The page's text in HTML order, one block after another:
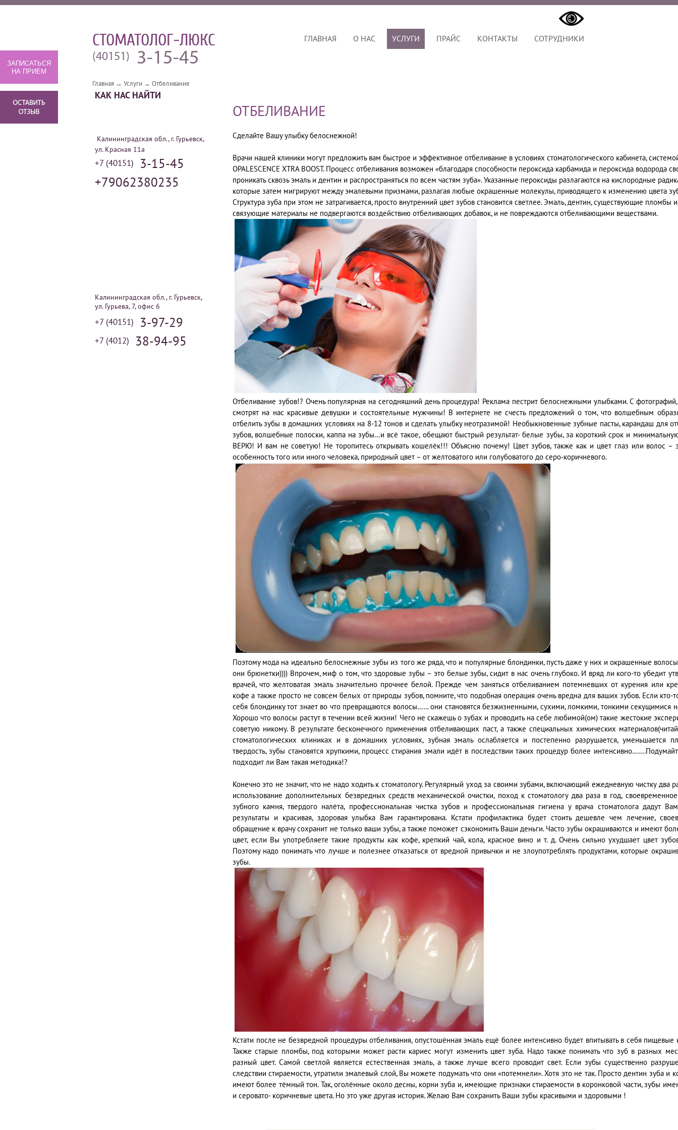
СТОМАТОЛОГ-ЛЮКС
(40151) 3-15-45
ГЛАВНАЯ О НАС УСЛУГИ ПРАЙС КОНТАКТЫ СОТРУДНИКИ
Главная → Услуги → Отбеливание
ОТБЕЛИВАНИЕ
Сделайте Вашу улыбку белоснежной!
Врачи нашей клиники могут предложить вам быстрое и эффективное отбеливание в условиях стоматологического кабинета,
OPALESCENCE XTRA BOOST. Процесс отбеливания возможен «благодаря способности пероксида карбамида и пероксида водорода
проникать сквозь эмаль и дентин и распространяться по всем частям зуба». Указанные пероксиды разлагаются на кислородные
которые затем мигрируют между эмалевыми призмами, разлагая любые окрашенные молекулы, приводящего к изменению цвета
Структура зуба при этом не затрагивается, просто внутренний цвет зубов становится светлее. Эмаль, дентин, существующие пломбы и
связующие материалы не подвергаются воздействию отбеливающих добавок, и не повреждаются отбеливающими веществами.
Отбеливание зубов!? Очень популярная на сегодняшний день процедура! Реклама пестрит белоснежными улыбками. С
смотрят на нас красивые девушки и состоятельные мужчины! В интернете не счесть предложений о том, что волшебным
отбелить зубы в домашних условиях на 8-12 тонов и сделать улыбку неотразимой! Необыкновенные зубные пасты, карандаш для
зубов, волшебные полоски, каппа на зубы…и всё такое, обещают быстрый результат- белые зубы, за короткий срок и
ВЕРЮ! И вам не советую! Не торопитесь открывать кошелёк!!! Объясню почему! Цвет зубов, также как и цвет глаз или волос –
особенность того или иного человека, природный цвет – от желтоватого или голубоватого до серо-коричневого.
Поэтому мода на идеально белоснежные зубы из того же ряда, что и популярные блондинки, пусть даже у них и окрашенные
они брюнетки)))) Впрочем, миф о том, что здоровые зубы – это белые зубы, сидит в нас очень глубоко. И вряд ли кого-то убедит
врачей, что желтоватая эмаль значительно прочнее белой. Прежде чем заняться отбеливанием потемневших от курения или
кофе а также просто не совсем белых от природы зубов, помните, что подобная операция очень вредна для ваших зубов. Если кто-
себя блондинку тот знает во что превращаются волосы…… они становятся безжизненными, сухими, ломкими, тонкими секущимися
Хорошо что волосы растут в течении всей жизни! Чего не скажешь о зубах и проводить на себе любимой(ом) такие жестокие
советую никому. В результате бесконечного применения отбеливающих паст, а также специальных химических материалов(читай
стоматологических клиниках и в домашних условиях, зубная эмаль ослабляется и постепенно разрушается, уменьшается
твердость, зубы становятся хрупкими, процесс стирания эмали идёт в последствии таких процедур более
подходит ли Вам такая методика!?
Конечно это не значит, что не надо ходить к стоматологу. Регулярный уход за своими зубами, включающий ежедневную чистку два
использование дополнительных безвредных средств механической очистки, поход к стоматологу два раза в год,
зубного камня, твердого налёта, профессиональная чистка зубов и профессиональная гигиена у врача стоматолога дадут
результаты и красивая, здоровая улыбка Вам гарантирована. Кстати профилактика будет стоить дешевле чем лечение,
обращение к врачу сохранит не только ваши зубы, а также поможет сэкономить Ваши деньги. Часто зубы окрашиваются и имеют
цвет, если Вы употребляете такие продукты как кофе, крепкий чай, кола, красное вино и т. д. Очень сильно ухудшает цвет
Поэтому надо понимать что лучше и полезнее отказаться от вредной привычки и не злоупотреблять продуктами, которые
зубы.
Кстати после не безвредной процедуры отбеливания, опустошённая эмаль ещё более интенсивно будет впитывать в себя пищевые
Также старые пломбы, под которыми может расти кариес могут изменить цвет зуба. Надо также понимать что зуб в разных
разный цвет. Самой светлой является естественная эмаль, а также лучше всего проводит свет. Если зубы существенно
следствии стираемости, утратили эмалевый слой, Вы можете подумать что они «потемнели». Хотя это не так. Просто дентин зуба и
имеют более тёмный тон. Так, оголённые около десны, корни зуба и, имеющие признаки стираемости в коронковой части, зубы
и серовато- коричневые цвета. Но это уже другая история. Желаю Вам сохранить Ваши зубы красивыми и здоровыми !
КАК НАС НАЙТИ
Калининградская обл., г. Гурьевск,
ул. Красная 11а
+7 (40151)
3-15-45
+79062380235
Калининградская обл., г. Гурьевск,
ул. Гурьева, 7, офис 6
+7 (40151) 3-97-29
+7 (4012) 38-94-95
ЗАПИСАТЬСЯ
НА ПРИЕМ